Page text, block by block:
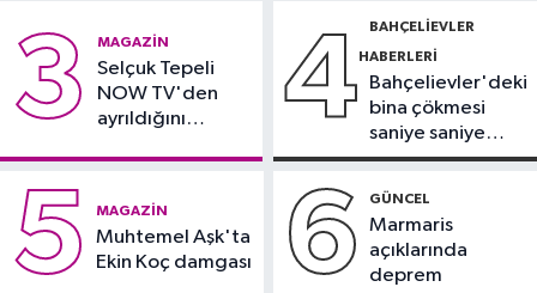
17:46
orman yangını söndürüldü
balkonu yıkıldı
3 MAGAZIN
Selçuk Tepeli
NOW TV'den
ayrıldığını
4 BAHÇELIEVLER
HABERLERI
Bahçelievler'deki
bina çökmesi
saniye saniye
görüntülendi
5 MAGAZIN
Muhtemel Aşk'ta
Ekin Koç damgası
6 GÜNCEL
Marmaris
açıklarında
deprem